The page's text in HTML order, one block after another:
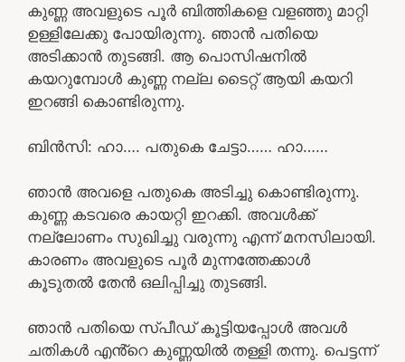
കുണ്ണ അവളുടെ പൂർ ബിത്തികളെ വളഞ്ഞു മാറ്റി
ഉള്ളിലേക്കു പോയിരുന്നു. ഞാൻ പതിയെ
അടിക്കാൻ തുടങ്ങി. ആ പൊസിഷനിൽ
കയറുമ്പോൾ കുണ്ണ നല്ല ടൈറ്റ് ആയി കയറി
ഇറങ്ങി കൊണ്ടിരുന്നു.
ബിൻസി: ഹാ…. പതുകെ ചേട്ടാ…… ഹാ……
ഞാൻ അവളെ പതുകെ അടിച്ചു കൊണ്ടിരുന്നു.
കുണ്ണ കടവരെ കായറ്റി ഇറക്കി. അവൾക്ക്
നല്ലോണം സുഖിച്ചു വരുന്നു എന്ന് മനസിലായി.
കാരണം അവളുടെ പൂർ മുന്നത്തേക്കാൾ
കൂടുതൽ തേൻ ഒലിപ്പിച്ചു തുടങ്ങി.
ഞാൻ പതിയെ സ്പീഡ് കൂട്ടിയപ്പോൾ അവൾ
ചതികൾ എൻ്റെ കുണ്ണയിൽ തള്ളി തന്നു. പെട്ടന്ന്